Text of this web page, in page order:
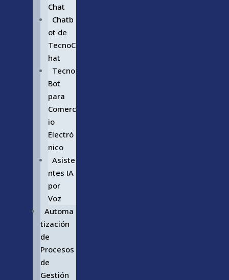
Chat
Chatb
ot de
TecnoC
hat
Tecno
Bot
para
Comerc
io
Electró
nico
Asiste
ntes IA
por
Voz
Automa
tización
de
Procesos
de
Gestión